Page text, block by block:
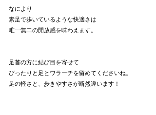
なにより
素足で歩いているような快適さは
唯一無二の開放感を味わえます。
足首の方に結び目を寄せて
ぴったりと足とワラーチを留めてくださいね。
足の軽さと、歩きやすさが断然違います！